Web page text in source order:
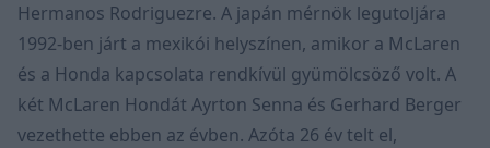
Hermanos Rodriguezre. A japán mérnök legutoljára
1992-ben járt a mexikói helyszínen, amikor a McLaren
és a Honda kapcsolata rendkívül gyümölcsöző volt. A
két McLaren Hondát Ayrton Senna és Gerhard Berger
vezethette ebben az évben. Azóta 26 év telt el,